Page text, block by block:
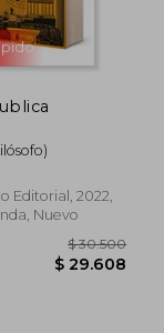
Editorial, 2022,
Nuevo